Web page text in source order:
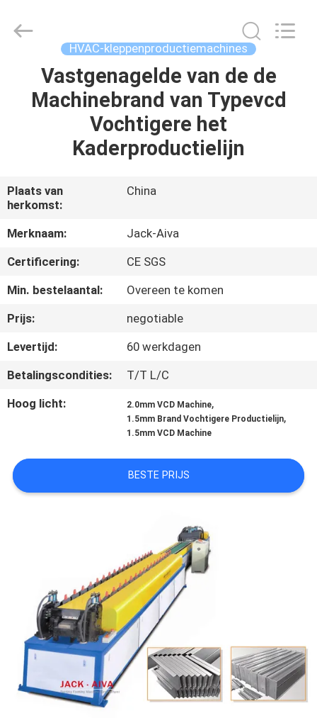
THUIS
PRODUCTEN
ONS
FABRIEKSTOCHT
KWALITEITSCONTROLE
NEEM
CONTACT
MET
ONS
NIEUWS
SITEMAP
PRIVACY
POLICY
AIVA
MACHINERY
HVAC-kleppenproductiemachines
Vastgenagelde van de de
Machinebrand van Typevcd
Vochtigere het
Kaderproductielijn
Plaats van
herkomst:
China
Merknaam:
Jack-Aiva
Certificering:
CE SGS
Min. bestelaantal:
Overeen te komen
Prijs:
negotiable
Levertijd:
60 werkdagen
Betalingscondities:
T/T L/C
Hoog licht:
2.0mm VCD Machine,
1.5mm Brand Vochtigere Productielijn,
1.5mm VCD Machine
BESTE PRIJS